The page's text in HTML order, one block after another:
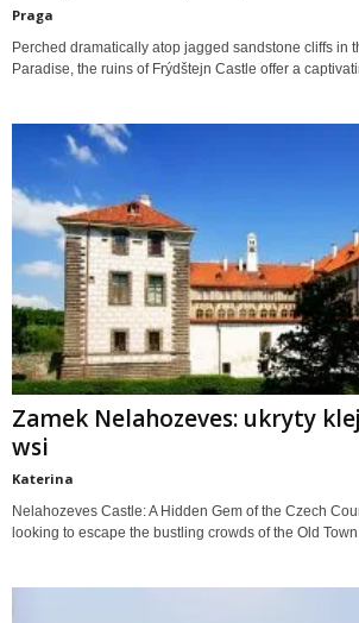
Praga
Perched dramatically atop jagged sandstone cliffs in
Paradise, the ruins of Frýdštejn Castle offer a
Zamek Nelahozeves: ukryty
wsi
Katerina
Nelahozeves Castle: A Hidden Gem of the Czech
looking to escape the bustling crowds of the Old